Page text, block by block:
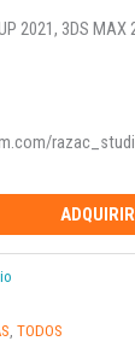
2021, 3DS MAX
ADQUIRIR
TODOS